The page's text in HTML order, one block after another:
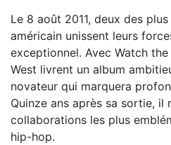
Le 8 août 2011, deux des
américain unissent leurs
exceptionnel. Avec Watch
West livrent un album
novateur qui marquera
Quinze ans après sa sortie, il
collaborations les plus
hip-hop.